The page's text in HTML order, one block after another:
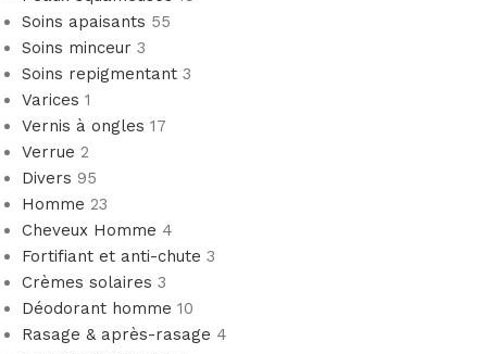
Soins apaisants 55
Soins minceur 3
Soins repigmentant 3
Varices 1
Vernis à ongles 17
Verrue 2
Divers 95
Homme 23
Cheveux Homme 4
Fortifiant et anti-chute 3
Crèmes solaires 3
Déodorant homme 10
Rasage & après-rasage 4